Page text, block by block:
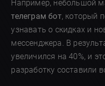
Например, небольшой
телеграм бот, который
узнавать о скидках и
мессенджера. В
увеличился на 40%, и
разработку составили